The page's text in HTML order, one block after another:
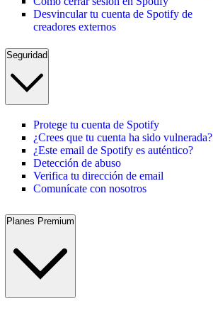
Desvincular tu cuenta de Spotify de
creadores externos
Seguridad
Protege tu cuenta de Spotify
¿Crees que tu cuenta ha sido vulnerada?
¿Este email de Spotify es auténtico?
Detección de abuso
Verifica tu dirección de email
Comunícate con nosotros
Planes Premium